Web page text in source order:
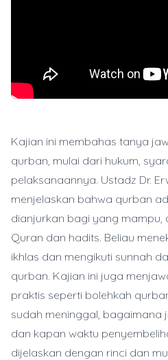
Kajian ini membahas tanya
qurban, mulai dari hukum,
pelaksanaannya. Ustadz Dr.
menjelaskan bahwa qurban
dianjurkan bagi yang mampu,
Quran dan hadits. Beliau
ikhlas dan mengikuti sunnah
qurban. Kajian ini juga
praktis seperti bolehkah
sudah meninggal, bagaimana
dan kapan waktu
dijelaskan dengan rinci dan